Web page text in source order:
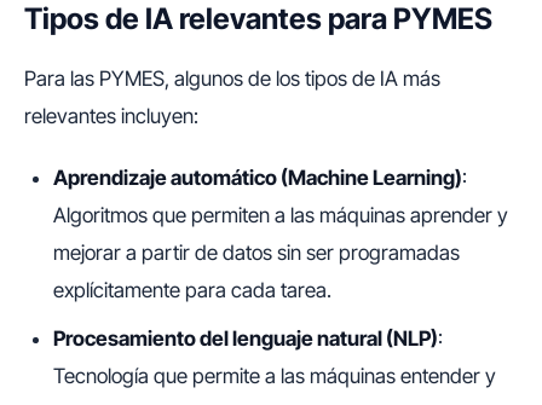
Tipos de IA relevantes para PYMES
Para las PYMES, algunos de los tipos de IA más
relevantes incluyen:
Aprendizaje automático (Machine Learning):
Algoritmos que permiten a las máquinas aprender y
mejorar a partir de datos sin ser programadas
explícitamente para cada tarea.
Procesamiento del lenguaje natural (NLP):
Tecnología que permite a las máquinas entender y